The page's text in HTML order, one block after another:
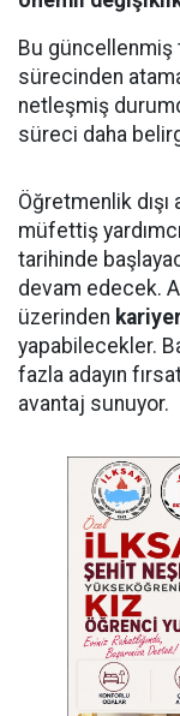
Bu güncellenmiş
sürecinden
netleşmiş
süreci daha
Öğretmenlik
müfettiş
tarihinde
devam edecek.
üzerinden
yapabilecekler.
fazla adayın
avantaj sunuyor.